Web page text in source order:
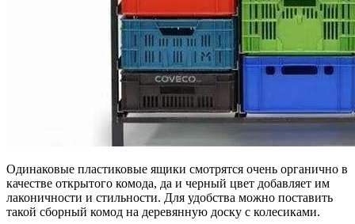
Одинаковые пластиковые ящики смотрятся очень органично в
качестве открытого комода, да и черный цвет добавляет им
лаконичности и стильности. Для удобства можно поставить
такой сборный комод на деревянную доску с колесиками.